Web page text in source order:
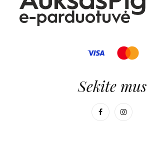
Sekite mus